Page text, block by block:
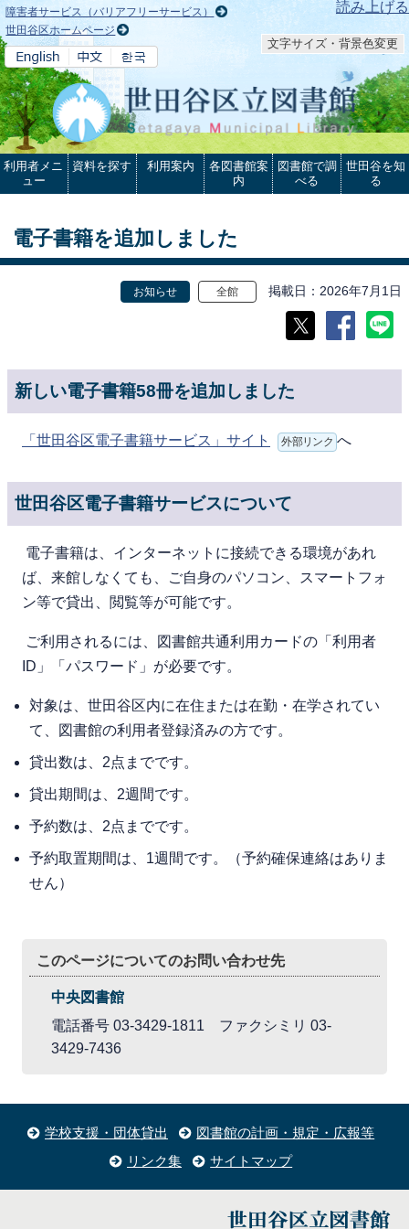
本文へ 読み上げる
障害者サービス（バリアフリーサービス）
世田谷区ホームページ
文字サイズ・背景色変更
利用者メニ
ュー
資料を探す 利用案内
各図書館案
内
図書館で調
べる
世田谷を知
る
電子書籍を追加しました
お知らせ 全館 掲載日 2026年7月1日
新しい電子書籍58冊を追加しました
「世田谷区電子書籍サービス」サイト 外部リンク へ
世田谷区電子書籍サービスについて
電⼦書籍は、インターネットに接続できる環境があれ
ば、来館しなくても、ご⾃⾝のパソコン、スマートフォ
ン等で貸出、閲覧等が可能です。
ご利⽤されるには、図書館共通利用カードの「利用者
ID」「パスワード」が必要です。
対象は、世⽥⾕区内に在住または在勤・在学されてい
て、図書館の利⽤者登録済みの⽅です。
貸出数は、2点までです。
貸出期間は、2週間です。
予約数は、2点までです。
予約取置期間は、1週間です。（予約確保連絡はありま
せん）
このページについてのお問い合わせ先
中央図書館
電話番号 03-3429-1811 ファクシミリ 03-
3429-7436
学校支援・団体貸出
図書館の計画・規定・広報等
リンク集
サイトマップ